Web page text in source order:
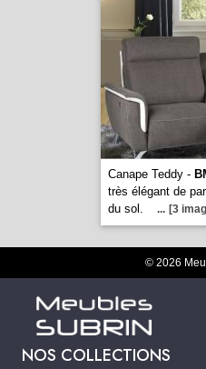
Canape Teddy -
très élégant de
du sol.
... [3
© 2026
NOS COLLECTIONS